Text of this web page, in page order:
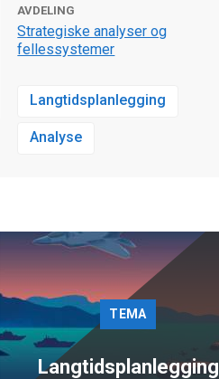
AVDELING
Strategiske analyser og
fellessystemer
Langtidsplanlegging
Analyse
TEMA
Langtidsplanlegging